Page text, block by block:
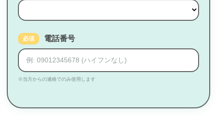
必須 電話番号
※当方からの連絡でのみ使用します